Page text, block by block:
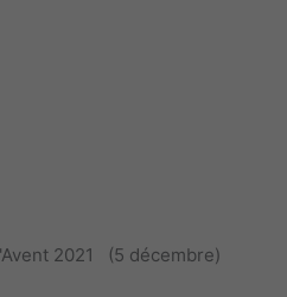
2021 (5 décembre)